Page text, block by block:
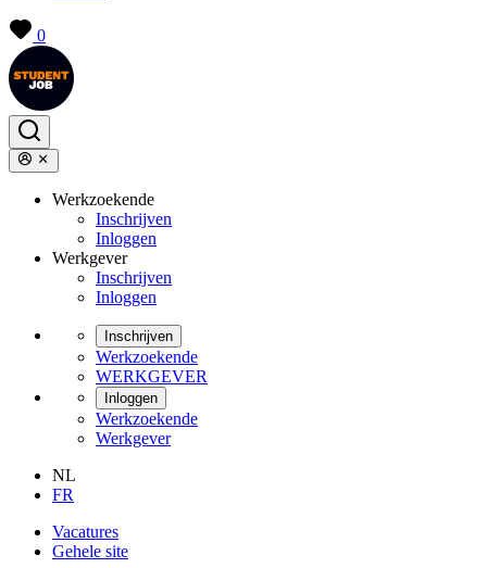
0
Werkzoekende
Inschrijven
Inloggen
Werkgever
Inschrijven
Inloggen
Inschrijven
Werkzoekende
WERKGEVER
Inloggen
Werkzoekende
Werkgever
NL
FR
Vacatures
Gehele site